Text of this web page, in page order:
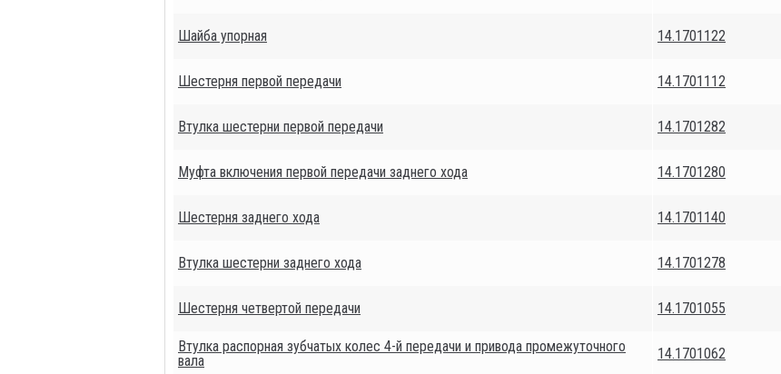
Шайба упорная 14.1701122
Шестерня первой передачи 14.1701112
Втулка шестерни первой передачи 14.1701282
Муфта включения первой передачи заднего хода 14.1701280
Шестерня заднего хода 14.1701140
Втулка шестерни заднего хода 14.1701278
Шестерня четвертой передачи 14.1701055
Втулка распорная зубчатых колес 4-й передачи и привода промежуточного
вала
14.1701062